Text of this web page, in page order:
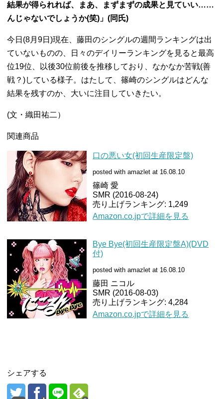
結果が得られれば、まあ、まずまずの成果と見ていい……
んじゃないでしょうか(笑)」(同氏)
今日(8月9日)現在、藤田のシングルの週間ランキングは出
ていないものの、日々のデイリーランキングを見ると最高
位19位、以後30位前後を推移しており、なかなか苦戦(善
戦？)している様子。はたして、篠崎のシングルはどんな
結果を残すのか、大いに注目していきたい。
(文・織田祐二）
関連商品
口の悪い女(初回生産限定盤)
posted with amazlet at 16.08.10
篠崎 愛
SMR (2016-08-24)
売り上げランキング: 1,249
Amazon.co.jpで詳細を見る
Bye Bye(初回生産限定盤A)(DVD
付)
posted with amazlet at 16.08.10
藤田 ニコル
SMR (2016-08-03)
売り上げランキング: 4,284
Amazon.co.jpで詳細を見る
シェアする